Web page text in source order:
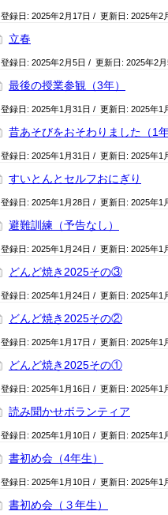
登録日: 2025年2月17日 / 更新日: 2025年2
立春
登録日: 2025年2月5日 / 更新日: 2025年2月
最後の授業参観（3年）
登録日: 2025年1月31日 / 更新日: 2025年1
昔あそびをおそわりました（1年
登録日: 2025年1月31日 / 更新日: 2025年1
すいとんとセルフおにぎり
登録日: 2025年1月28日 / 更新日: 2025年1
避難訓練（予告なし）
登録日: 2025年1月24日 / 更新日: 2025年1
どんど焼き2025その③
登録日: 2025年1月24日 / 更新日: 2025年1
どんど焼き2025その②
登録日: 2025年1月17日 / 更新日: 2025年1
どんど焼き2025その①
登録日: 2025年1月16日 / 更新日: 2025年1
読み聞かせボランティア
登録日: 2025年1月10日 / 更新日: 2025年1
書初め会（4年生）
登録日: 2025年1月10日 / 更新日: 2025年1
書初め会（３年生）